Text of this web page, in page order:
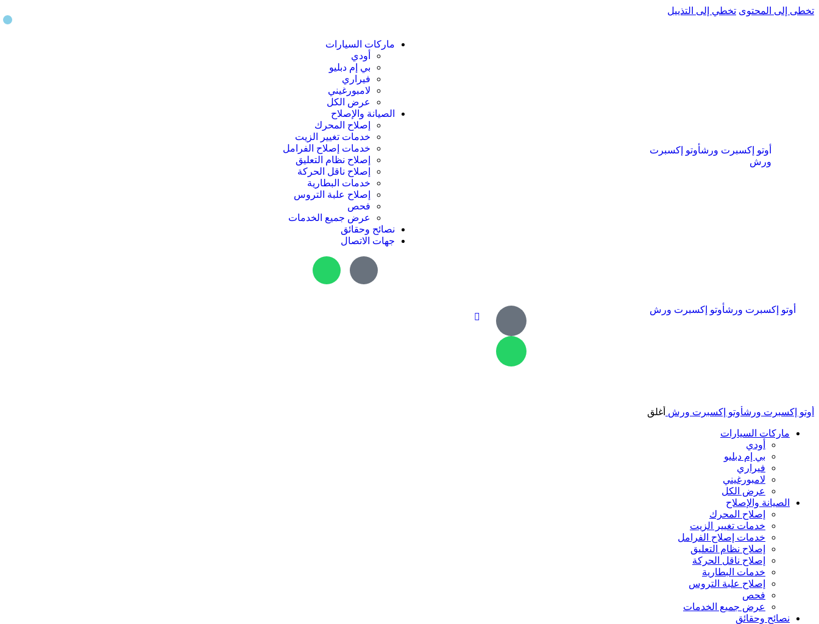
تخطى إلى المحتوى تخطي إلى التذييل
أوتو إكسبرت ورشأوتو إكسبرت
ورش
ماركات السيارات
أودي
بي إم دبليو
فيراري
لامبورغيني
عرض الكل
الصيانة والإصلاح
إصلاح المحرك
خدمات تغيير الزيت
خدمات إصلاح الفرامل
إصلاح نظام التعليق
إصلاح ناقل الحركة
خدمات البطارية
إصلاح علبة التروس
فحص
عرض جميع الخدمات
نصائح وحقائق
جهات الاتصال
أوتو إكسبرت ورشأوتو إكسبرت ورش
أوتو إكسبرت ورشأوتو إكسبرت ورش أغلق
ماركات السيارات
أودي
بي إم دبليو
فيراري
لامبورغيني
عرض الكل
الصيانة والإصلاح
إصلاح المحرك
خدمات تغيير الزيت
خدمات إصلاح الفرامل
إصلاح نظام التعليق
إصلاح ناقل الحركة
خدمات البطارية
إصلاح علبة التروس
فحص
عرض جميع الخدمات
نصائح وحقائق